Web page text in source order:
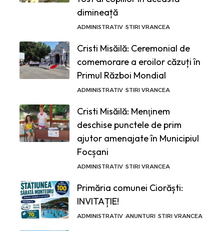
dimineață
ADMINISTRATIV STIRI VRANCEA
Cristi Misăilă: Ceremonial de
comemorare a eroilor căzuți în
Primul Război Mondial
ADMINISTRATIV STIRI VRANCEA
Cristi Misăilă: Menţinem
deschise punctele de prim
ajutor amenajate în Municipiul
Focșani
ADMINISTRATIV STIRI VRANCEA
Primăria comunei Ciorăști:
INVITAȚIE!
ADMINISTRATIV ANUNTURI STIRI VRANCEA